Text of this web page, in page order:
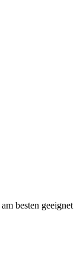
am besten geeignet